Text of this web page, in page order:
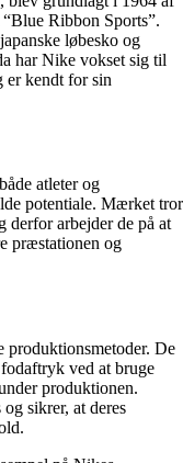
Ribbon Sports”.
løbesko og
har Nike vokset sig til
er kendt for sin
atleter og
potentiale. Mærket tror
derfor arbejder de på at
præstationen og
De
ved at bruge
produktionen.
sikrer, at deres